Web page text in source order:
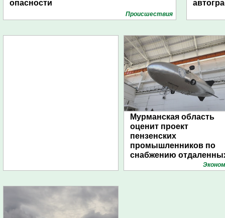
опасности
Проиcшествия
Мурманская область
оценит проект
пензенских
промышленников по
снабжению
поселений с помощью